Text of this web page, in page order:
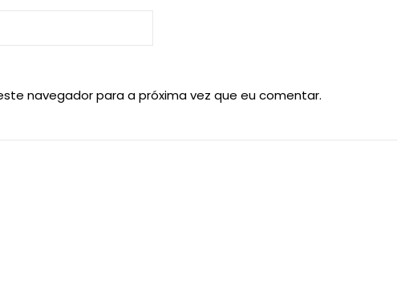
navegador para a próxima vez que eu comentar.